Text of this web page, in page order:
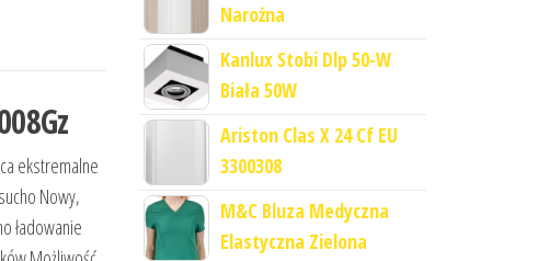
ekstremalne
Nowy,
ładowanie
Narożna
Kanlux Stobi Dlp 50-W
Biała 50W
Ariston Clas X 24 Cf EU
3300308
M&C Bluza Medyczna
Elastyczna Zielona